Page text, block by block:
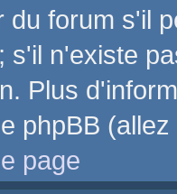
forum s'il
s'il n'existe
Plus
phpBB
page